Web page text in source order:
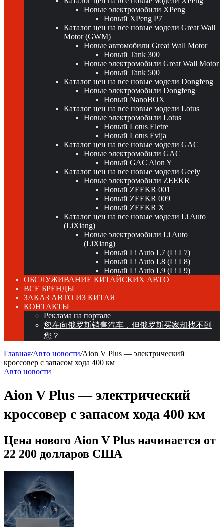
Новые электромобили XPeng
Новый XPeng P7
Каталог цен на все новые модели Great Wall
Motor (GWM)
Новые автомобили Great Wall Motor
Новый Tank 300
Новые электромобили Great Wall Motor
Новый Tank 500
Каталог цен на все новые модели Dongfeng
Новые электромобили Dongfeng
Новый NanoBOX
Каталог цен на все новые модели Lotus
Новые электромобили Lotus
Новый Lotus Eletre
Новый Lotus Evija
Каталог цен на все новые модели GAC
Новые электромобили GAC
Новый GAC Aion Y
Каталог цен на все новые модели Geely
Новые электромобили ZEEKR
Новый ZEEKR 001
Новый ZEEKR 009
Новый ZEEKR X
Каталог цен на все новые модели Li Auto
(LiXiang)
Новые электромобили Li Auto
(LiXiang)
Новый Li Auto L7 (Li L7)
Новый Li Auto L8 (Li L8)
Новый Li Auto L9 (Li L9)
ОБСЛУЖИВАНИЕ КИТАЙСКИХ АВТО
ВСЕ БРЕНДЫ
ЗАКАЗ АВТО ИЗ КИТАЯ
КОНТАКТЫ
Реклама на портале
您在向俄罗斯销售汽车，但俄罗斯买家却找不到
您？
Главная/Авто новости/Aion V Plus — электрический
кроссовер с запасом хода 400 км
Авто новости
Aion V Plus — электрический
кроссовер с запасом хода 400 км
Цена нового Aion V Plus начинается от
22 200 долларов США